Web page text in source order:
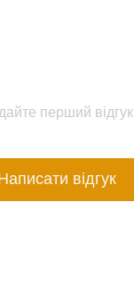
перший відгук
відгук